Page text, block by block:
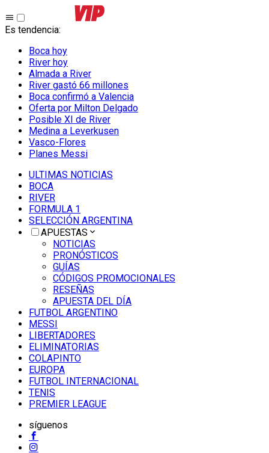
Es tendencia:
Boca hoy
River hoy
Almada a River
River gastó 66 millones
Boca confirmó a Valencia
Oferta por Milton Delgado
Posible XI de River
Medina a Leverkusen
Vasco-Flores
Planes Messi
ULTIMAS NOTICIAS
BOCA
RIVER
FORMULA 1
SELECCIÓN ARGENTINA
APUESTAS
NOTICIAS
PRONÓSTICOS
GUÍAS
CÓDIGOS PROMOCIONALES
RESEÑAS
APUESTA DEL DÍA
FUTBOL ARGENTINO
MESSI
LIBERTADORES
ELIMINATORIAS
COLAPINTO
EUROPA
FUTBOL INTERNACIONAL
TENIS
PREMIER LEAGUE
síguenos